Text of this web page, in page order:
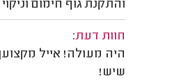
והתקנת גוף חימום
חוות דעת:
היה מעולה! אייל
שיש!